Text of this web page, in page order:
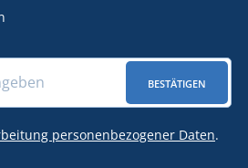
BESTÄTIGEN
personenbezogener Daten.